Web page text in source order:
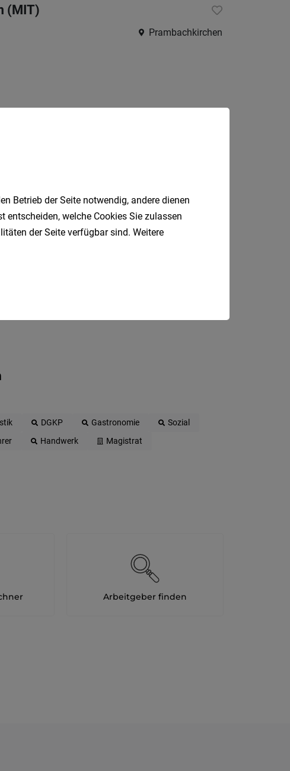
(MIT)
Prambachkirchen
per E-Mail.
DGKP Gastronomie
Sozial
Handwerk
Magistrat
Arbeitgeber finden
Betrieb der Seite notwendig, andere dienen
welche Cookies Sie zulassen
der Seite verfügbar sind. Weitere